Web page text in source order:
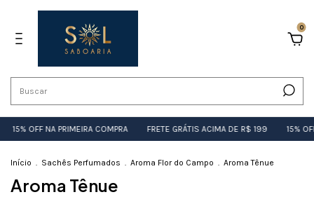
0
15% OFF NA PRIMEIRA COMPRA FRETE GRÁTIS ACIMA DE R$ 199 15%
Início . Sachês Perfumados . Aroma Flor do Campo . Aroma Tênue
Aroma Tênue